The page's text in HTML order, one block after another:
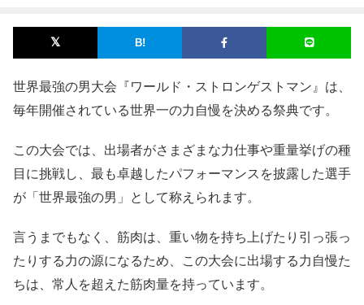
世界最強の男大会『ワールド・ストロンゲストマン』は、
毎年開催されている世界一の力自慢を決める祭典です。
この大会では、出場者がさまざまな力仕事や重量挙げの種
目に挑戦し、最も卓越したパフォーマンスを披露した選手
が「世界最強の男」として称えられます。
言うまでもなく、筋肉は、重い物を持ち上げたり引っ張っ
たりする力の源になるため、この大会に出場する力自慢た
ちは、常人を超えた筋肉量を持っています。